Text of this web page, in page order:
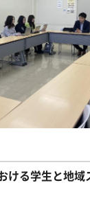
ける学生と地域